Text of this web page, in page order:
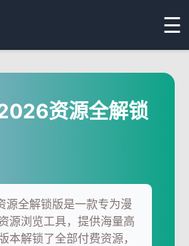
☰
资源全解锁
全解锁版是一款专为漫
源浏览工具，提供海量高
本解锁了全部付费资源，